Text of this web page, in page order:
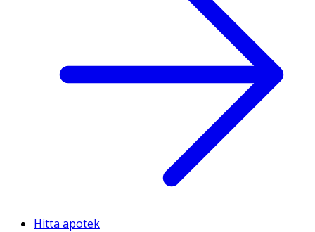
Hitta apotek